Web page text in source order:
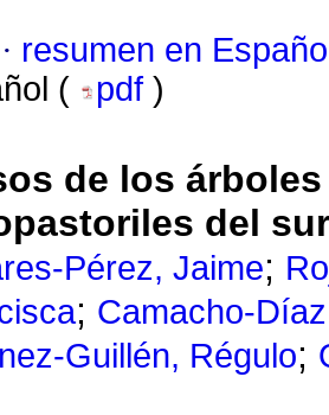
· resumen en
(
pdf )
de los
del
Pérez, Jaime;
; Camacho-
Guillén, Régulo;